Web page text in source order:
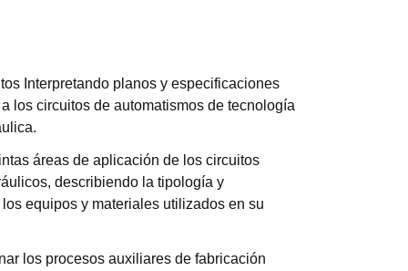
Interpretando planos y especificaciones
los circuitos de automatismos de tecnología
áreas de aplicación de los circuitos
describiendo la tipología y
equipos y materiales utilizados en su
los procesos auxiliares de fabricación